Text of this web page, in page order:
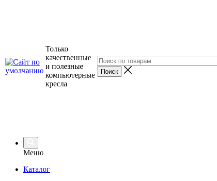
Только
качественные
и полезные
компьютерные
кресла
Меню
Каталог